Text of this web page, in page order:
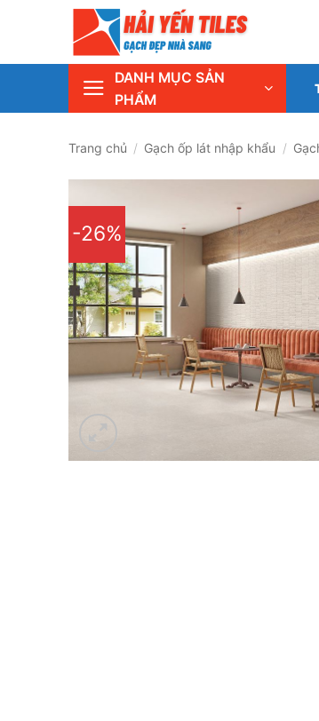
content
DANH MỤC SẢN
PHẨM
Trang chủ / Gạch ốp lát nhập khẩu /
-26%